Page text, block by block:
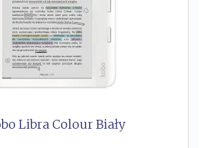
Libra Colour Biały